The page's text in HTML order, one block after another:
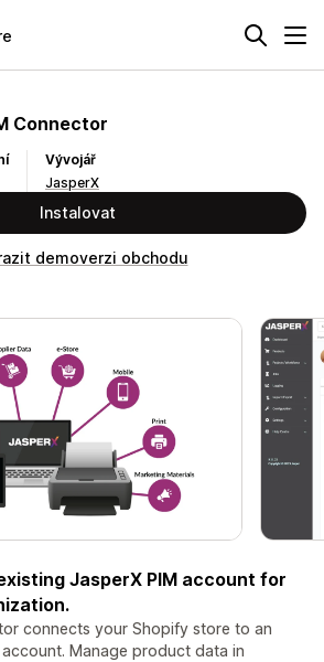
Connector
Vývojář
JasperX
Instalovat
demoverzi obchodu
JasperX PIM account for
connects your Shopify store to an
Manage product data in